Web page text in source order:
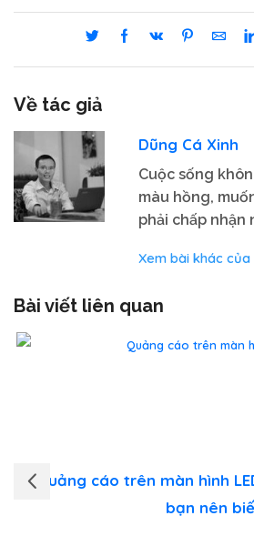
Về tác giả
Dũng Cá Xinh
Cuộc sống
màu hồng,
phải chấp nhận
Xem bài khác của
Bài viết liên quan
Quảng cáo trên màn hình
bạn nên